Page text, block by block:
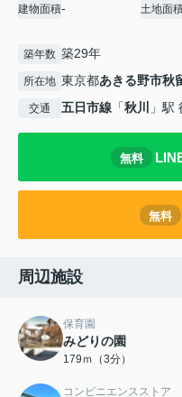
建物面積- 土地面
築年数 築29年
所在地 東京都あきる野市秋
交通 五日市線 「秋川 」駅
無料
無料
周辺施設
保育園
みどりの園
179ｍ（3分）
コンビニエンスストア